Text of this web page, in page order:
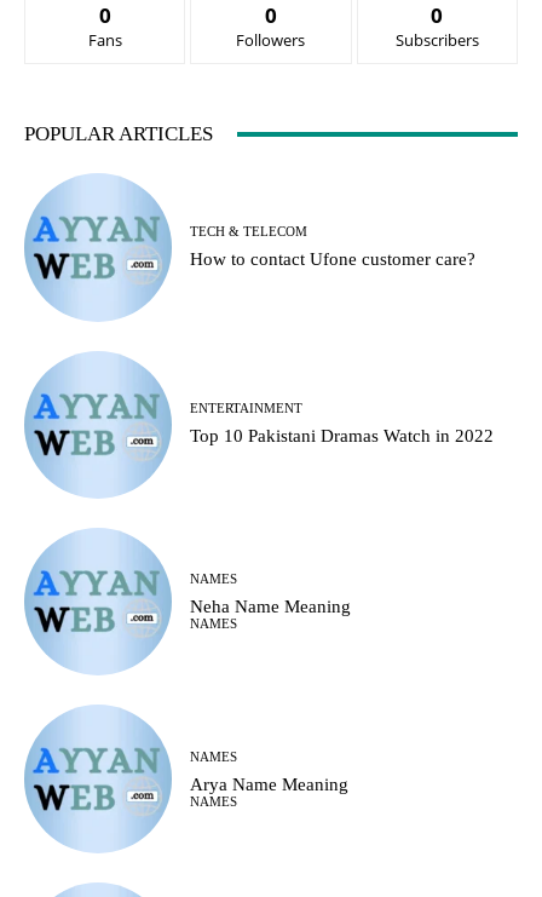
0
Fans
0
Followers
0
Subscribers
POPULAR ARTICLES
TECH & TELECOM
How to contact Ufone customer care?
ENTERTAINMENT
Top 10 Pakistani Dramas Watch in 2022
NAMES
Neha Name Meaning
NAMES
NAMES
Arya Name Meaning
NAMES